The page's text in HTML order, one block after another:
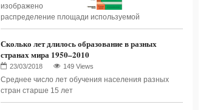
изображено
распределение площади используемой
Сколько лет длилось образование в разных
странах мира 1950–2010
149 Views
Среднее число лет обучения населения разных
стран старше 15 лет